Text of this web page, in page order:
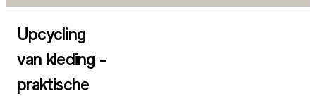
Upcycling
van kleding -
praktische